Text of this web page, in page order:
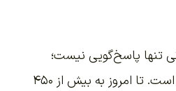
تنها پاسخ‌گویی نیست؛
همراهی در مسیر ساختن است. تا امروز به بیش از ۴۵۰